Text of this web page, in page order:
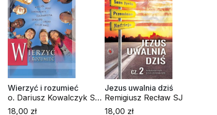
Wierzyć i rozumieć
o. Dariusz Kowalczyk SJ,
Paweł Sawiak SJ,
18,00 zł
Jezus uwalnia dziś
Remigiusz Recław SJ
18,00 zł